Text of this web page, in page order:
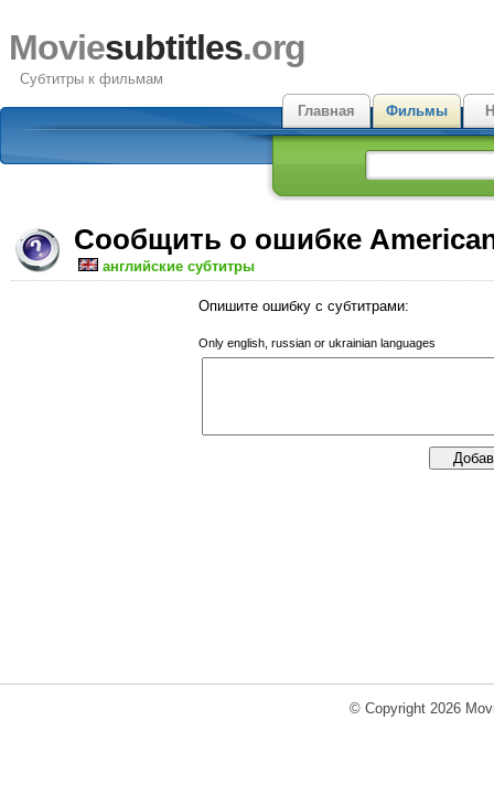
Moviesubtitles.org
Субтитры к фильмам
Главная
Фильмы
Сообщить о ошибке
английские субтитры
Опишите ошибку с субтитрами:
Only english, russian or ukrainian languages
© Copyright 2026